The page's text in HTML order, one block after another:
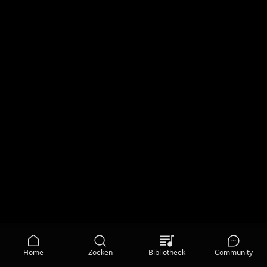
Home Zoeken Bibliotheek Community